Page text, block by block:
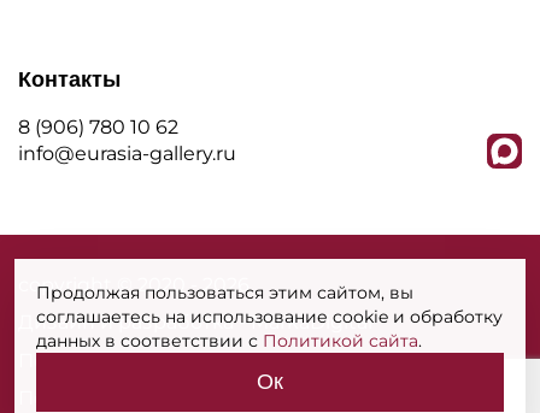
Контакты
8 (906) 780 10 62
info@eurasia-gallery.ru
сopyright © 2020 - 2026
Дизайн и разработка - MarkaDigital
Политика конфиденциальности
Продолжая пользоваться этим сайтом, вы
соглашаетесь на использование cookie и обработку
данных в соответствии с Политикой сайта.
Ок